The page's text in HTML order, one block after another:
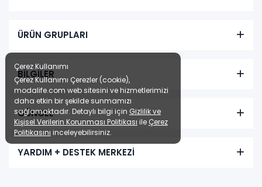
ÜRÜN GRUPLARI
BİLGİLER
GÜNCEL
YARDIM + DESTEK MERKEZİ
Çerez Kullanımı
Çerez Kullanımı Çerezler (cookie),
modalife.com web sitesini ve hizmetlerimizi
daha etkin bir şekilde sunmamızı
sağlamaktadır. Detaylı bilgi için Gizlilik ve
Kişisel Verilerin Korunması Politikası ile Çerez
Politikasını inceleyebilirsiniz.